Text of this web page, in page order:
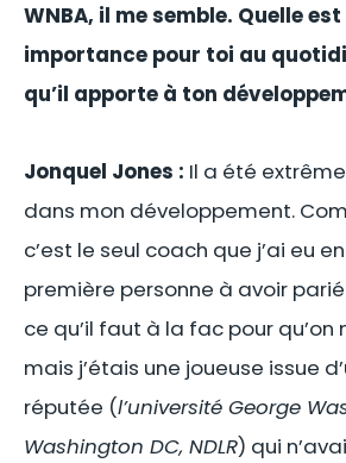
WNBA, il me semble. Quelle
importance pour toi au
qu’il apporte à ton
Jonquel Jones : Il a été
dans mon développement.
c’est le seul coach que j’ai eu en
première personne à avoir
ce qu’il faut à la fac pour
mais j’étais une joueuse issue
réputée (l’université George
Washington DC, NDLR) qui